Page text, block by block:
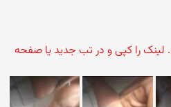
را کپی و در تب جدید یا صفحه